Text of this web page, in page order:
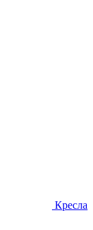
Кресла